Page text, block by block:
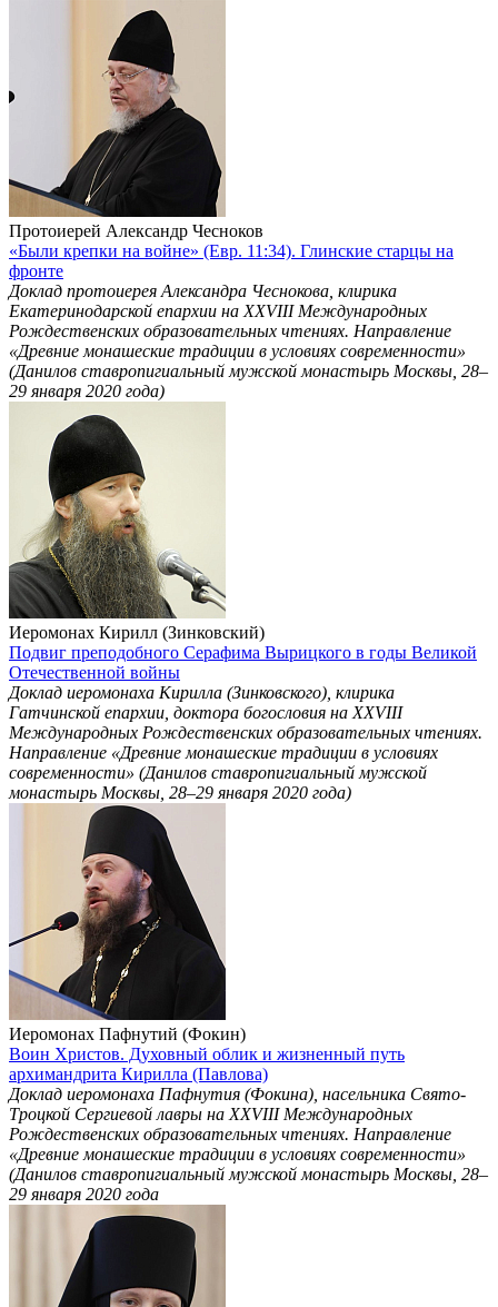
Протоиерей Александр Чесноков
«Были крепки на войне» (Евр. 11:34). Глинские старцы на
фронте
Доклад протоиерея Александра Чеснокова, клирика
Екатеринодарской епархии на ХХVIII Международных
Рождественских образовательных чтениях. Направление
«Древние монашеские традиции в условиях современности»
(Данилов ставропигиальный мужской монастырь Москвы, 28–
29 января 2020 года)
Иеромонах Кирилл (Зинковский)
Подвиг преподобного Серафима Вырицкого в годы Великой
Отечественной войны
Доклад иеромонаха Кирилла (Зинковского), клирика
Гатчинской епархии, доктора богословия на ХХVIII
Международных Рождественских образовательных чтениях.
Направление «Древние монашеские традиции в условиях
современности» (Данилов ставропигиальный мужской
монастырь Москвы, 28–29 января 2020 года)
Иеромонах Пафнутий (Фокин)
Воин Христов. Духовный облик и жизненный путь
архимандрита Кирилла (Павлова)
Доклад иеромонаха Пафнутия (Фокина), насельника Свято-
Троцкой Сергиевой лавры на ХХVIII Международных
Рождественских образовательных чтениях. Направление
«Древние монашеские традиции в условиях современности»
(Данилов ставропигиальный мужской монастырь Москвы, 28–
29 января 2020 года